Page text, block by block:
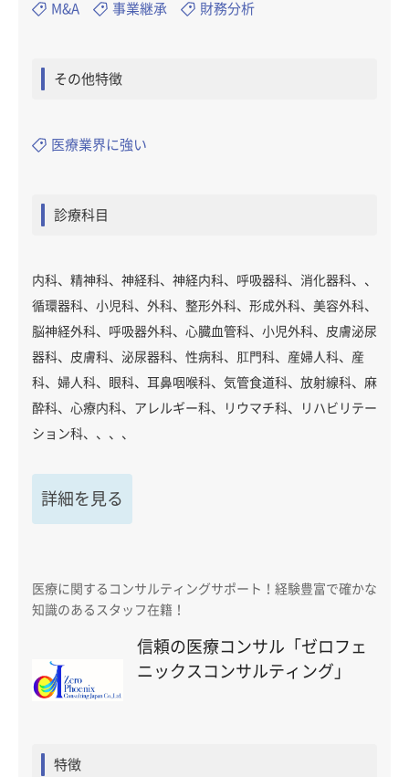
M&A 事業継承 財務分析
その他特徴
医療業界に強い
診療科目
内科、精神科、神経科、神経内科、呼吸器科、消化器科、、
循環器科、小児科、外科、整形外科、形成外科、美容外科、
脳神経外科、呼吸器外科、心臓血管科、小児外科、皮膚泌尿
器科、皮膚科、泌尿器科、性病科、肛門科、産婦人科、産
科、婦人科、眼科、耳鼻咽喉科、気管食道科、放射線科、麻
酔科、心療内科、アレルギー科、リウマチ科、リハビリテー
ション科、、、、
詳細を見る
医療に関するコンサルティングサポート！経験豊富で確かな
知識のあるスタッフ在籍！
信頼の医療コンサル「ゼロフェ
ニックスコンサルティング」
特徴